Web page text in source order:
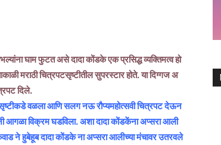
घाम फुटत असे दादा कोंडके एक प्रसिद्ध व्यक्तिमत्व हो
मराठी चित्रपटसृष्टीतील सुपरस्टार होते. या दिग्गज अ
दिले.
वळला आणि सलग नऊ रौप्यमहोत्सवी चित्रपट देऊन
आगळा विक्रम घडविला. अशा दादा कोंडकेंना अप्सरा आली
ने हुबेहूब दादा कोंडके ना अप्सरा आलीच्या मंचावर उतरवले